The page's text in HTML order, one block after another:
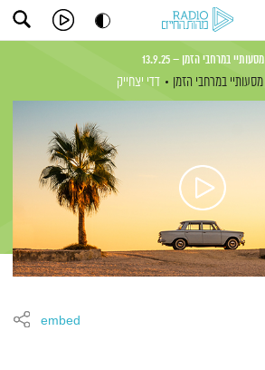
מסעותיי במרחבי הזמן – 13.9.25
מסעותיי במרחבי הזמן דדי יצחייק
embed